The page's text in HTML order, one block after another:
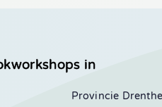
in
Drenthe